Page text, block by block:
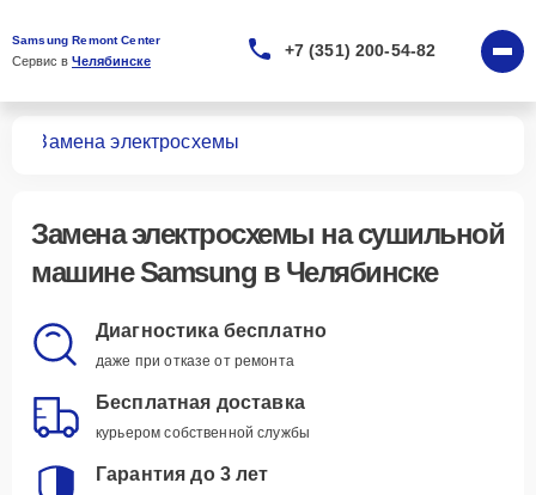
Samsung Remont Center
Сервис в Челябинске
+7 (351) 200-54-82
Замена электросхемы
Замена электросхемы на сушильной
машине Samsung в Челябинске
Диагностика бесплатно
даже при отказе от ремонта
Бесплатная доставка
курьером собственной службы
Гарантия до 3 лет